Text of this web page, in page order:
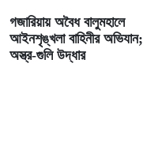
গজারিয়ায় অবৈধ বালুমহালে
আইনশৃঙ্খলা বাহিনীর অভিযান;
অস্ত্র-গুলি উদ্ধার